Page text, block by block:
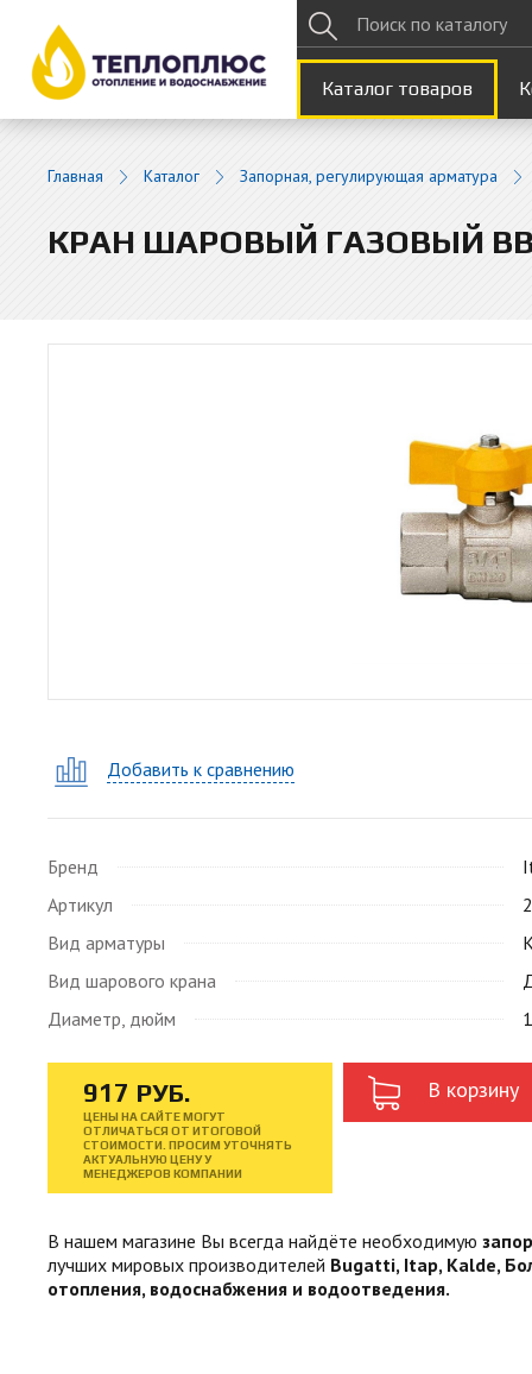
Каталог товаров
Главная Каталог Запорная, регулирующая арматура
КРАН ШАРОВЫЙ ГАЗОВЫЙ ВВ
Добавить к сравнению
Бренд
Артикул
Вид арматуры
Вид шарового крана
Диаметр, дюйм
917 РУБ.
ЦЕНЫ НА САЙТЕ МОГУТ
ОТЛИЧАТЬСЯ ОТ ИТОГОВОЙ
СТОИМОСТИ. ПРОСИМ УТОЧНЯТЬ
АКТУАЛЬНУЮ ЦЕНУ У
МЕНЕДЖЕРОВ КОМПАНИИ
В корзину
В нашем магазине Вы всегда найдёте необходимую
лучших мировых производителей Bugatti, Itap, Kalde,
отопления, водоснабжения и водоотведения.